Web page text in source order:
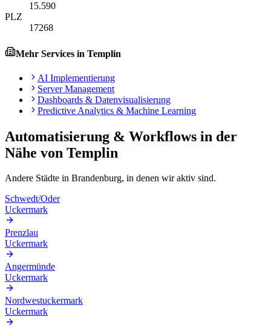
15.590
PLZ
17268
Mehr Services in Templin
AI Implementierung
Server Management
Dashboards & Datenvisualisierung
Predictive Analytics & Machine Learning
Automatisierung & Workflows in der
Nähe von Templin
Andere Städte in Brandenburg, in denen wir aktiv sind.
Schwedt/Oder
Uckermark
Prenzlau
Uckermark
Angermünde
Uckermark
Nordwestuckermark
Uckermark